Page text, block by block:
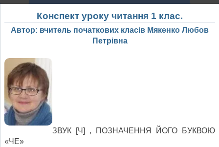
Конспект уроку читання 1 клас.
Автор: вчитель початкових класів Мякенко Любов
Петрівна
ЗВУК [Ч] , ПОЗНАЧЕННЯ ЙОГО БУКВОЮ
«ЧЕ»